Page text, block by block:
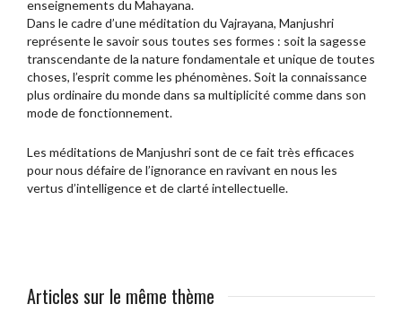
enseignements du Mahayana.
Dans le cadre d’une méditation du Vajrayana, Manjushri
représente le savoir sous toutes ses formes : soit la sagesse
transcendante de la nature fondamentale et unique de toutes
choses, l’esprit comme les phénomènes. Soit la connaissance
plus ordinaire du monde dans sa multiplicité comme dans son
mode de fonctionnement.
Les méditations de Manjushri sont de ce fait très efficaces
pour nous défaire de l’ignorance en ravivant en nous les
vertus d’intelligence et de clarté intellectuelle.
Articles sur le même thème